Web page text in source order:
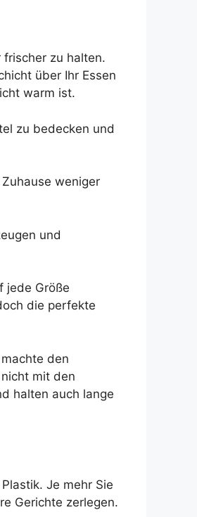
frischer zu halten.
über Ihr Essen
warm ist.
zu bedecken und
weniger
und
jede Größe
die perfekte
den
mit den
halten auch lange
Je mehr Sie
Gerichte zerlegen.